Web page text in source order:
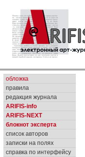
обложка
правила
редакция журнала
ARIFIS-info
ARIFIS-NEXT
блокнот эксперта
список авторов
записки на полях
справка по интерфейсу